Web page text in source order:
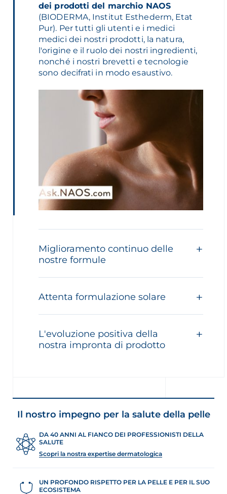
dei prodotti del marchio NAOS
(BIODERMA, Institut Esthederm, Etat
Pur). Per tutti gli utenti e i medici
medici dei nostri prodotti, la natura,
l'origine e il ruolo dei nostri ingredienti,
nonché i nostri brevetti e tecnologie
sono decifrati in modo esaustivo.
Miglioramento continuo delle
nostre formule
Attenta formulazione solare
L'evoluzione positiva della
nostra impronta di prodotto
Il nostro impegno per la salute della pelle
DA 40 ANNI AL FIANCO DEI PROFESSIONISTI DELLA
SALUTE
Scopri la nostra expertise dermatologica
UN PROFONDO RISPETTO PER LA PELLE E PER IL SUO
ECOSISTEMA